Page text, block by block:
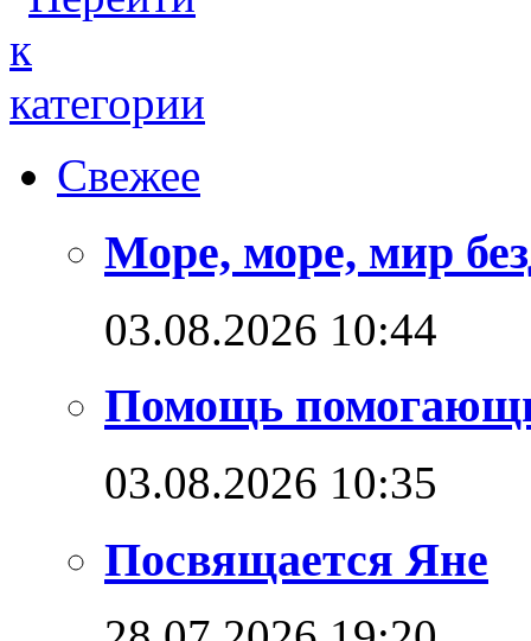
Свежее
Море, море, мир
03.08.2026 10:44
Помощь
03.08.2026 10:35
Посвящается Яне